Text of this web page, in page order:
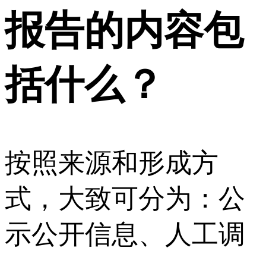
报告的内容包
括什么？
按照来源和形成方
式，大致可分为：公
示公开信息、人工调